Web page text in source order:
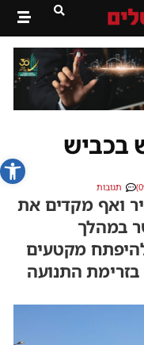
פתח
בכביש
תגובות
ואף מקדים את
במהלך
מקטעים
בזרימת התנועה